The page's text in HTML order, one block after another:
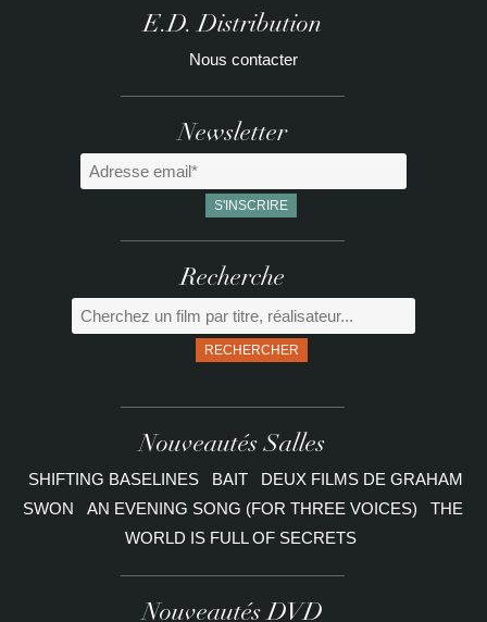
E.D. Distribution
Nous contacter
Newsletter
Recherche
RECHERCHER
Nouveautés Salles
SHIFTING BASELINES BAIT
DEUX FILMS DE GRAHAM
SWON
AN EVENING SONG (FOR THREE VOICES)
THE
WORLD IS FULL OF SECRETS
Nouveautés DVD